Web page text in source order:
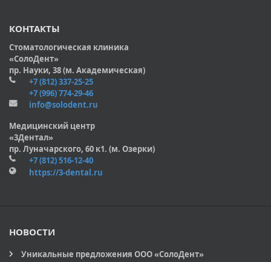
КОНТАКТЫ
Стоматологическая клиника
«СолоДент»
пр. Науки, 38 (м. Академическая)
+7 (812) 337-25-25
+7 (996) 774-29-46
info@solodent.ru
Медицинский центр
«3Дентал»
пр. Луначарского, 60 к1. (м. Озерки)
+7 (812) 516-12-40
https://3-dental.ru
НОВОСТИ
Уникальные предложения ООО «СолоДент»